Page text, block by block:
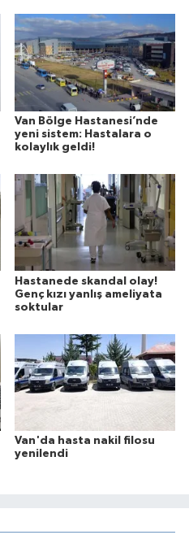
Van Bölge Hastanesi’nde
yeni sistem: Hastalara o
kolaylık geldi!
Hastanede skandal olay!
Genç kızı yanlış ameliyata
soktular
Van'da hasta nakil filosu
yenilendi